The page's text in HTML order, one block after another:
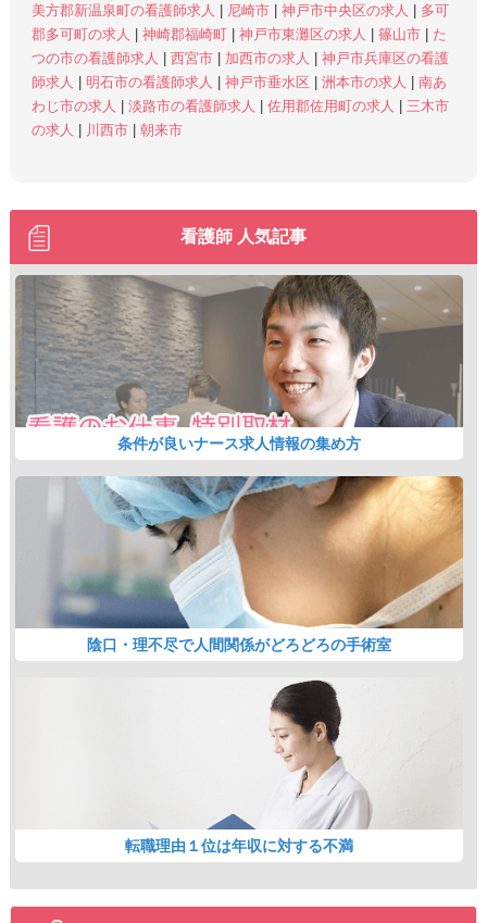
美方郡新温泉町の看護師求人 | 尼崎市 | 神戸市中央区の求人 | 多可
郡多可町の求人 | 神崎郡福崎町 | 神戸市東灘区の求人 | 篠山市 | た
つの市の看護師求人 | 西宮市 | 加西市の求人 | 神戸市兵庫区の看護
師求人 | 明石市の看護師求人 | 神戸市垂水区 | 洲本市の求人 | 南あ
わじ市の求人 | 淡路市の看護師求人 | 佐用郡佐用町の求人 | 三木市
の求人 | 川西市 | 朝来市
看護師 人気記事
条件が良いナース求人情報の集め方
陰口・理不尽で人間関係がどろどろの手術室
転職理由１位は年収に対する不満